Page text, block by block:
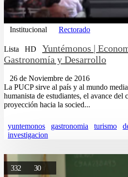
Institucional Rectorado
Lista HD
Yuntémonos |
Gastronomía y Desarrollo
26 de Noviembre de 2016
La PUCP sirve al país y al mundo
humanista de estudiantes, el avance del
proyección hacia la socied...
yuntemonos gastronomia turismo
investigacion
332 30